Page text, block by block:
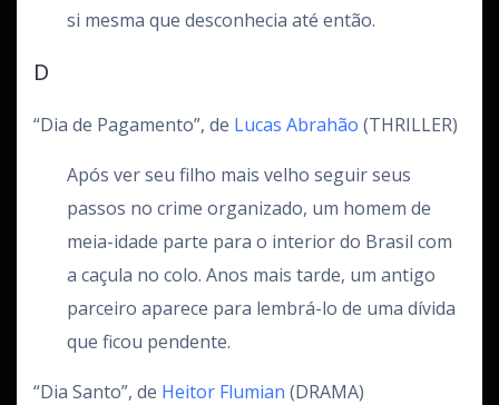
si mesma que desconhecia até então.
D
“Dia de Pagamento”, de Lucas Abrahão (THRILLER)
Após ver seu filho mais velho seguir seus
passos no crime organizado, um homem de
meia-idade parte para o interior do Brasil com
a caçula no colo. Anos mais tarde, um antigo
parceiro aparece para lembrá-lo de uma dívida
que ficou pendente.
“Dia Santo”, de Heitor Flumian (DRAMA)